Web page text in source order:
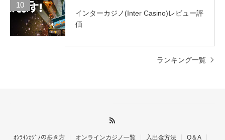
10
インターカジノ(Inter Casino)レビュー評
価
ランキング一覧
ｵﾝﾗｲﾝｶｼﾞﾉの歩き方 オンラインカジノ一覧 入出金方法
Q＆A